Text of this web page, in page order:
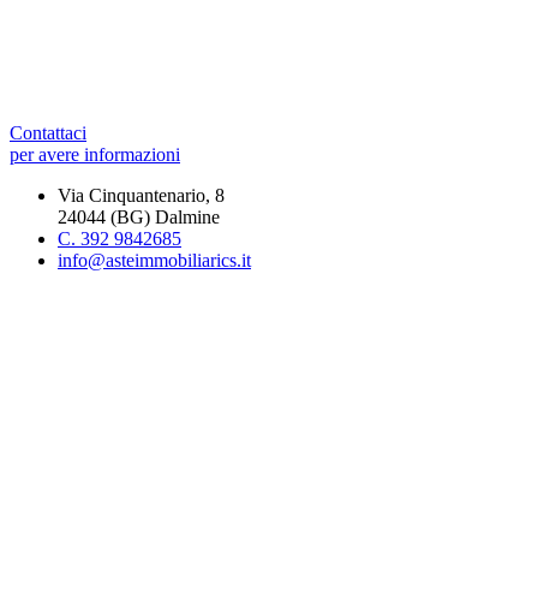
Contattaci
per avere informazioni
Via Cinquantenario, 8
24044 (BG) Dalmine
C. 392 9842685
info@asteimmobiliarics.it